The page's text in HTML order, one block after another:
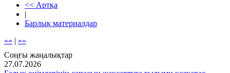
<< Артқа
|
Барлық материалдар
«« | »»
Соңғы жаңалықтар
27.07.2026